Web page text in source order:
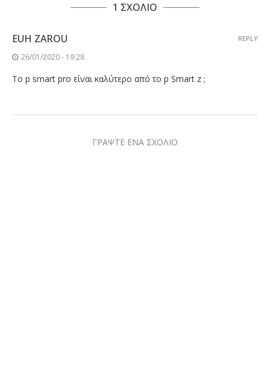
1 ΣΧΟΛΙΟ
EUH ZAROU
26/01/2020 - 19:28
Το p smart pro είναι καλύτερο από το p Smart z ;
REPLY
ΓΡΑΨΤΕ ΕΝΑ ΣΧΟΛΙΟ